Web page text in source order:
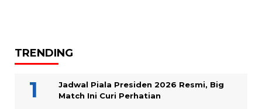
TRENDING
Jadwal Piala Presiden 2026 Resmi, Big
Match Ini Curi Perhatian